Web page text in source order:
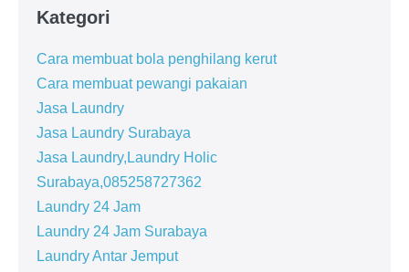
Kategori
Cara membuat bola penghilang kerut
Cara membuat pewangi pakaian
Jasa Laundry
Jasa Laundry Surabaya
Jasa Laundry,Laundry Holic
Surabaya,085258727362
Laundry 24 Jam
Laundry 24 Jam Surabaya
Laundry Antar Jemput